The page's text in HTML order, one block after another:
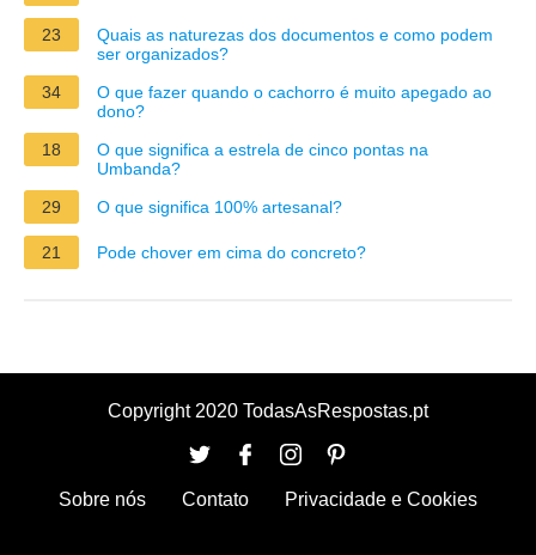
23
Quais as naturezas dos documentos e como podem
ser organizados?
34
O que fazer quando o cachorro é muito apegado ao
dono?
18
O que significa a estrela de cinco pontas na
Umbanda?
29
O que significa 100% artesanal?
21 Pode chover em cima do concreto?
Copyright 2020 TodasAsRespostas.pt
Sobre nós Contato Privacidade e Cookies